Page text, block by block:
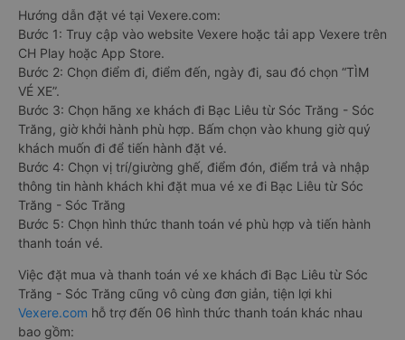
Hướng dẫn đặt vé tại Vexere.com:
Bước 1: Truy cập vào website Vexere hoặc tải app Vexere trên
CH Play hoặc App Store.
Bước 2: Chọn điểm đi, điểm đến, ngày đi, sau đó chọn “TÌM
VÉ XE”.
Bước 3: Chọn hãng xe khách đi Bạc Liêu từ Sóc Trăng - Sóc
Trăng, giờ khởi hành phù hợp. Bấm chọn vào khung giờ quý
khách muốn đi để tiến hành đặt vé.
Bước 4: Chọn vị trí/giường ghế, điểm đón, điểm trả và nhập
thông tin hành khách khi đặt mua vé xe đi Bạc Liêu từ Sóc
Trăng - Sóc Trăng
Bước 5: Chọn hình thức thanh toán vé phù hợp và tiến hành
thanh toán vé.
Việc đặt mua và thanh toán vé xe khách đi Bạc Liêu từ Sóc
Trăng - Sóc Trăng cũng vô cùng đơn giản, tiện lợi khi
Vexere.com hỗ trợ đến 06 hình thức thanh toán khác nhau
bao gồm: